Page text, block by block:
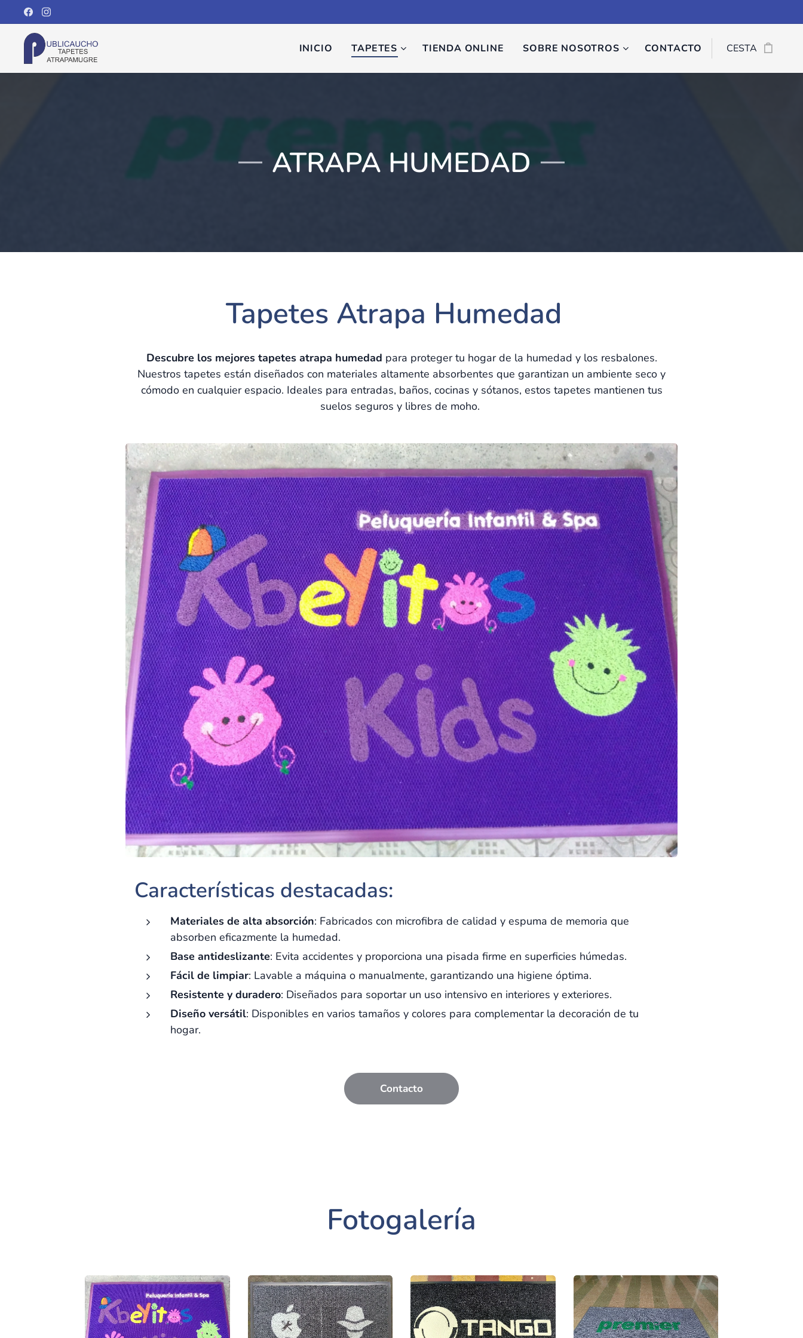
INICIO TAPETES TIENDA ONLINE SOBRE NOSOTROS CONTACTO CESTA
ATRAPA HUMEDAD
Tapetes Atrapa Humedad
Descubre los mejores tapetes atrapa humedad para proteger tu hogar de la humedad y los resbalones.
Nuestros tapetes están diseñados con materiales altamente absorbentes que garantizan un ambiente seco y
cómodo en cualquier espacio. Ideales para entradas, baños, cocinas y sótanos, estos tapetes mantienen tus
suelos seguros y libres de moho.
Características destacadas:
Materiales de alta absorción: Fabricados con microfibra de calidad y espuma de memoria que
absorben eficazmente la humedad.
Base antideslizante: Evita accidentes y proporciona una pisada firme en superficies húmedas.
Fácil de limpiar: Lavable a máquina o manualmente, garantizando una higiene óptima.
Resistente y duradero: Diseñados para soportar un uso intensivo en interiores y exteriores.
Diseño versátil: Disponibles en varios tamaños y colores para complementar la decoración de tu
hogar.
Contacto
Fotogalería